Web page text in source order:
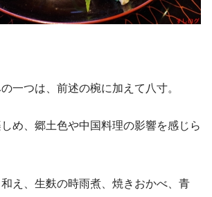
一つは、前述の椀に加えて八寸。
め、郷土色や中国料理の影響を感じら
え、生麩の時雨煮、焼きおかべ、青